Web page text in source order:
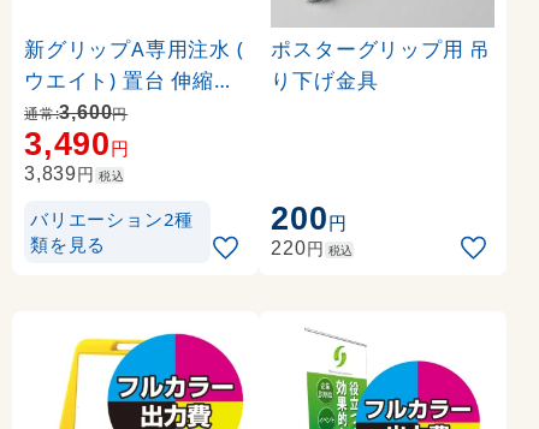
新グリップA専用注水 (
ウエイト) 置台 伸縮タ
イプ カラー:シルバー (
36024-2S)
通常:3,600円
3,490円
3,839円 税込
バリエーション2種
類を見る
ポスターグリップ用 吊
り下げ金具
200円
220円 税込